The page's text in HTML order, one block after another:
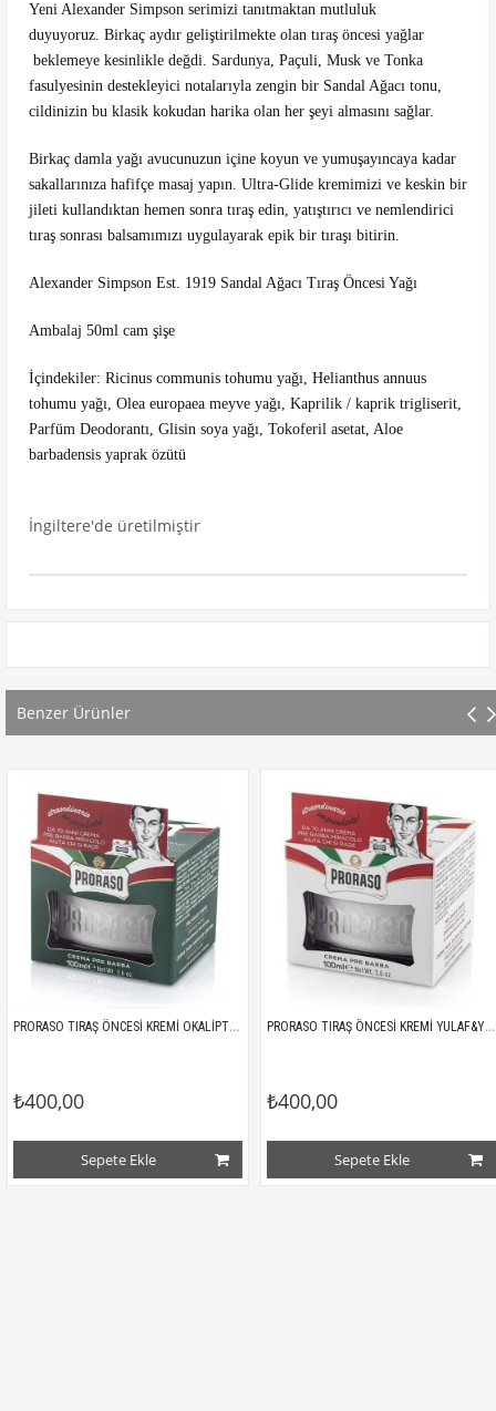
Yeni Alexander Simpson serimizi tanıtmaktan mutluluk
duyuyoruz. Birkaç aydır geliştirilmekte olan tıraş öncesi yağlar
beklemeye kesinlikle değdi. Sardunya, Paçuli, Musk ve Tonka
fasulyesinin destekleyici notalarıyla zengin bir Sandal Ağacı tonu,
cildinizin bu klasik kokudan harika olan her şeyi almasını sağlar.
Birkaç damla yağı avucunuzun içine koyun ve yumuşayıncaya kadar
sakallarınıza hafifçe masaj yapın. Ultra-Glide kremimizi ve keskin bir
jileti kullandıktan hemen sonra tıraş edin, yatıştırıcı ve nemlendirici
tıraş sonrası balsamımızı uygulayarak epik bir tıraşı bitirin.
Alexander Simpson Est. 1919 Sandal Ağacı Tıraş Öncesi Yağı
Ambalaj 50ml cam şişe
İçindekiler: Ricinus communis tohumu yağı, Helianthus annuus
tohumu yağı, Olea europaea meyve yağı, Kaprilik / kaprik trigliserit,
Parfüm Deodorantı, Glisin soya yağı, Tokoferil asetat, Aloe
barbadensis yaprak özütü
İngiltere'de üretilmiştir
Benzer Ürünler
PRORASO TIRAŞ ÖNCESİ KREMİ OKALİPTUS&MENTOL 100ML
₺400,00
Sepete Ekle
PRORASO TIRAŞ ÖNCESİ KREMİ YULAF&YEŞİLÇAY 100ML
₺400,00
Sepete Ekle